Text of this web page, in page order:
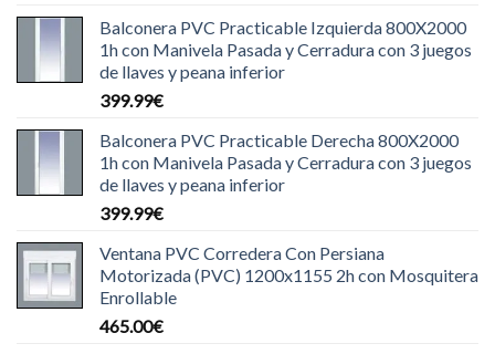
Balconera PVC Practicable Izquierda 800X2000
1h con Manivela Pasada y Cerradura con 3 juegos
de llaves y peana inferior
399.99€
Balconera PVC Practicable Derecha 800X2000
1h con Manivela Pasada y Cerradura con 3 juegos
de llaves y peana inferior
399.99€
Ventana PVC Corredera Con Persiana
Motorizada (PVC) 1200x1155 2h con Mosquitera
Enrollable
465.00€